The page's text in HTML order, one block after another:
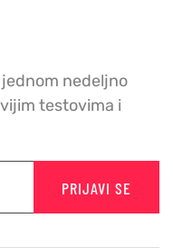
nedeljno
testovima i
PRIJAVI SE